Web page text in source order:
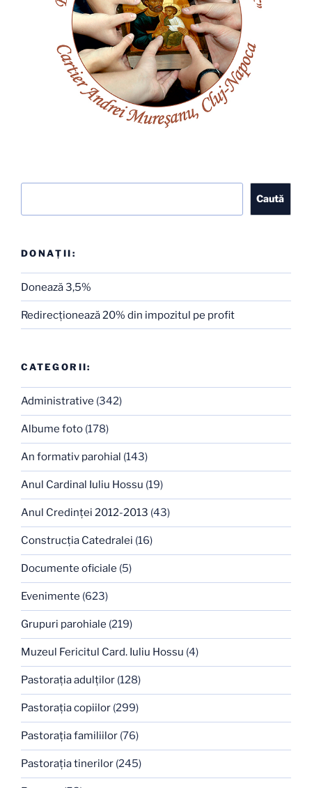
Caută
DONAȚII:
Donează 3,5%
Redirecţionează 20% din impozitul pe profit
CATEGORII:
Administrative (342)
Albume foto (178)
An formativ parohial (143)
Anul Cardinal Iuliu Hossu (19)
Anul Credinţei 2012-2013 (43)
Construcţia Catedralei (16)
Documente oficiale (5)
Evenimente (623)
Grupuri parohiale (219)
Muzeul Fericitul Card. Iuliu Hossu (4)
Pastoraţia adulţilor (128)
Pastoraţia copiilor (299)
Pastoraţia familiilor (76)
Pastoraţia tinerilor (245)